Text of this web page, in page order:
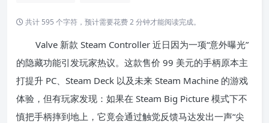
共计 595 个字符，预计需要花费 2 分钟才能阅读完成。
Valve 新款 Steam Controller 近日因为一项“意外曝光”
的隐藏功能引发玩家热议。这款售价 99 美元的手柄原本主
打提升 PC、Steam Deck 以及未来 Steam Machine 的游戏
体验，但有玩家发现：如果在 Steam Big Picture 模式下不
慎把手柄摔到地上，它竟会通过触觉反馈马达发出一声“尖